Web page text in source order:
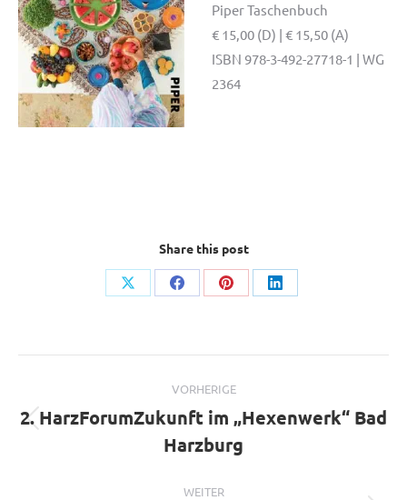
Piper Taschenbuch
€ 15,00 (D) | € 15,50 (A)
ISBN 978-3-492-27718-1 | WG
2364
Share this post
Auf
Auf
Auf
Auf
VORHERIGE
Vorheriger
Beitrag:
2. HarzForumZukunft im „Hexenwerk“ Bad
Harzburg
WEITER